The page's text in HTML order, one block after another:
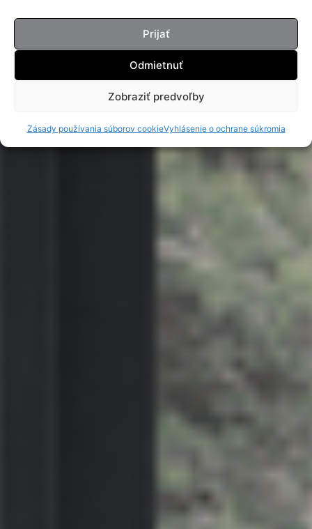
Prijať
Odmietnuť
Zobraziť predvoľby
Zásady používania súborov cookieVyhlásenie o ochrane súkromia